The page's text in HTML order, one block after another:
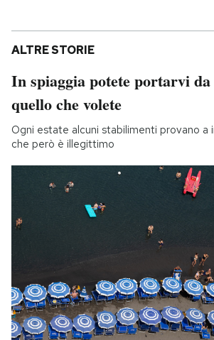
ALTRE STORIE
In spiaggia potete portarvi
quello che volete
Ogni estate alcuni stabilimenti provano a
che però è illegittimo